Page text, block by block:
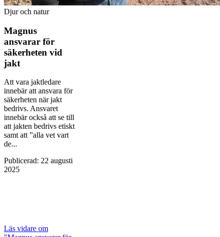
Djur och natur
Magnus
ansvarar för
säkerheten vid
jakt
Att vara jaktledare
innebär att ansvara för
säkerheten när jakt
bedrivs. Ansvaret
innebär också att se till
att jakten bedrivs etiskt
samt att ”alla vet vart
de...
Publicerad: 22 augusti
2025
Läs vidare om